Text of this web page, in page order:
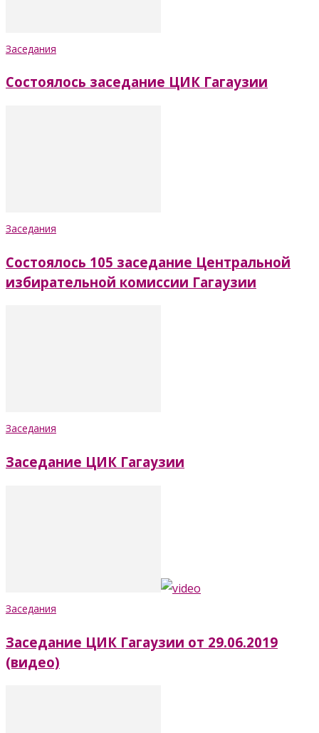
Заседания
Состоялось заседание ЦИК Гагаузии
Заседания
Состоялось 105 заседание Центральной
избирательной комиссии Гагаузии
Заседания
Заседание ЦИК Гагаузии
Заседания
Заседание ЦИК Гагаузии от 29.06.2019
(видео)